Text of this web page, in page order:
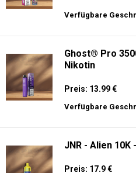
Verfügbare
Ghost® Pro
Nikotin
Preis: 13.99 €
Verfügbare
JNR - Alien
Preis: 17.9 €